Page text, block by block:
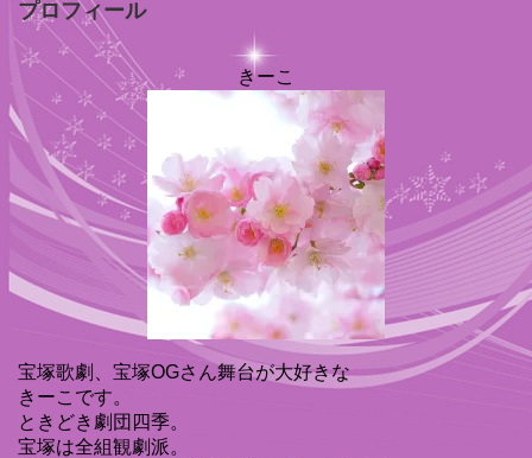
プロフィール
きーこ
宝塚歌劇、宝塚OGさん舞台が大好きな
きーこです。
ときどき劇団四季。
宝塚は全組観劇派。